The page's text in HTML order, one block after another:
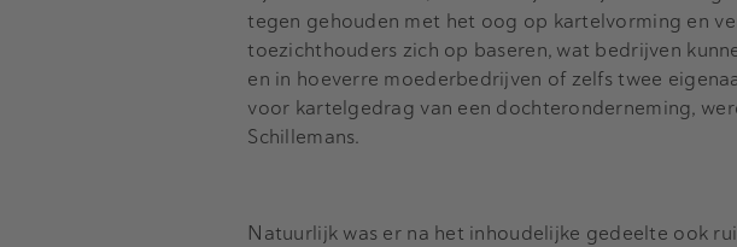
tegen gehouden met het oog op kartelvorming en
toezichthouders zich op baseren, wat bedrijven
en in hoeverre moederbedrijven of zelfs twee
voor kartelgedrag van een dochteronderneming,
Schillemans.
Natuurlijk was er na het inhoudelijke gedeelte ook